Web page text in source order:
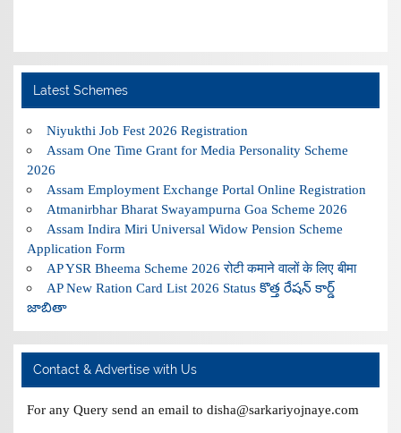
Latest Schemes
Niyukthi Job Fest 2026 Registration
Assam One Time Grant for Media Personality Scheme
2026
Assam Employment Exchange Portal Online Registration
Atmanirbhar Bharat Swayampurna Goa Scheme 2026
Assam Indira Miri Universal Widow Pension Scheme
Application Form
AP YSR Bheema Scheme 2026 रोटी कमाने वालों के लिए बीमा
AP New Ration Card List 2026 Status కొత్త రేషన్ కార్డ్
జాబితా
Contact & Advertise with Us
For any Query send an email to disha@sarkariyojnaye.com